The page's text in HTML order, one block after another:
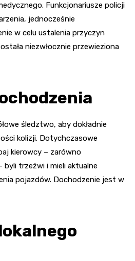
Funkcjonariusze policji
jednocześnie
w celu ustalenia przyczyn
niezwłocznie przewieziona
śledztwo, aby dokładnie
kolizji. Dotychczasowe
kierowcy – zarówno
byli trzeźwi i mieli aktualne
pojazdów. Dochodzenie jest w